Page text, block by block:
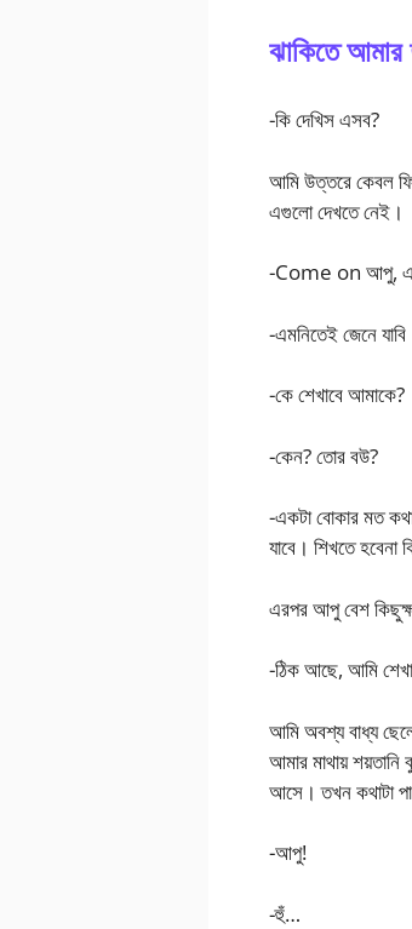
ঝাকিতে আমার
-কি দেখিস এসব?
আমি উত্তরে কেবল
এগুলো দেখতে নেই।
-Come on আপু, এই
-এমনিতেই জেনে
-কে শেখাবে আমাকে?
-কেন? তোর বউ?
-একটা বোকার মত
যাবে। শিখতে হবেনা
এরপর আপু বেশ
-ঠিক আছে, আমি
আমি অবশ্য বাধ্য
আমার মাথায়
আসে। তখন কথাটা
-আপু!
-হুঁ…